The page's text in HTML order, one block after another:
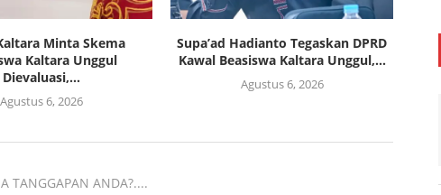
Minta Skema
Kaltara Unggul
Dievaluasi,...
Agustus 6, 2026
Supa’ad Hadianto Tegaskan DPRD
Kawal Beasiswa Kaltara Unggul,...
Agustus 6, 2026
TANGGAPAN ANDA?....